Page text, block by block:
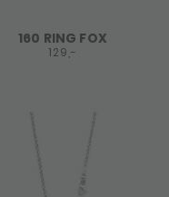
160 RING FOX
129,-